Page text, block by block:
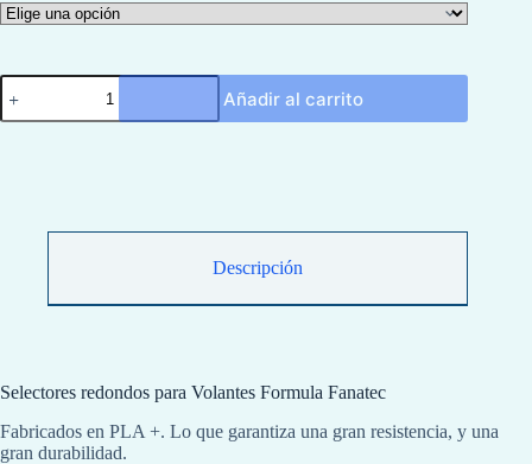
Selectores
redondos
para
Añadir al carrito
Descripción
Selectores redondos para Volantes Formula Fanatec
Fabricados en PLA +. Lo que garantiza una gran resistencia, y una
gran durabilidad.